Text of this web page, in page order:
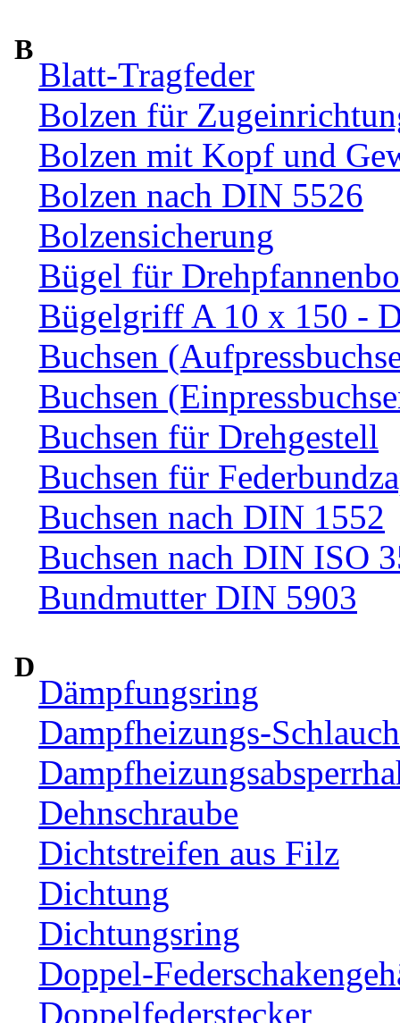
B
Blatt-Tragfeder
Bolzen für
Bolzen mit Kopf und
Bolzen nach DIN 5526
Bolzensicherung
Bügel für
Bügelgriff A 10 x 150 -
Buchsen
Buchsen
Buchsen für Drehgestell
Buchsen für
Buchsen nach DIN 1552
Buchsen nach DIN ISO
Bundmutter DIN 5903
D
Dämpfungsring
Dampfheizungs-
Dehnschraube
Dichtstreifen aus Filz
Dichtung
Dichtungsring
Doppel-
Doppelfederstecker